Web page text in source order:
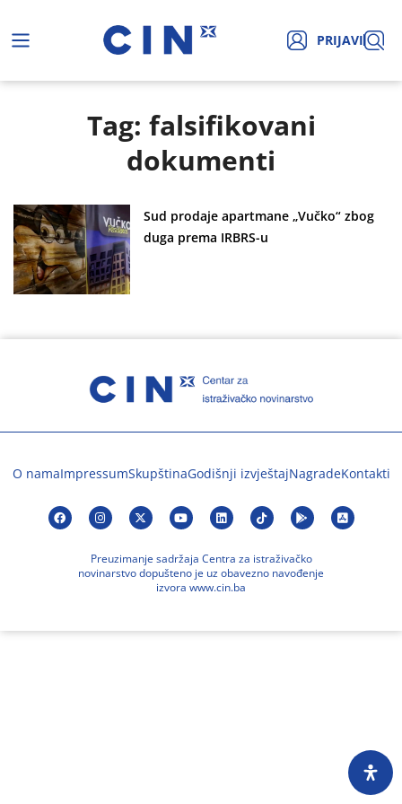
PRIJAVI
Tag: falsifikovani
dokumenti
Sud prodaje apartmane „Vučko“ zbog
duga prema IRBRS-u
O namaImpressumSkupštinaGodišnji izvještajNagradeKontakti
Preuzimanje sadržaja Centra za istraživačko
novinarstvo dopušteno je uz obavezno navođenje
izvora www.cin.ba